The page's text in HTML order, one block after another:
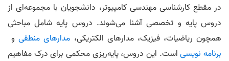
در مقطع کارشناسی مهندسی کامپیوتر، دانشجویان با مجموعه‌ای از
دروس پایه و تخصصی آشنا می‌شوند. دروس پایه شامل مباحثی
همچون ریاضیات، فیزیک، مدارهای الکتریکی، مدارهای منطقیو
برنامه نویسیاست. این دروس، پایه‌ریزی محکمی برای درک مفاهیم